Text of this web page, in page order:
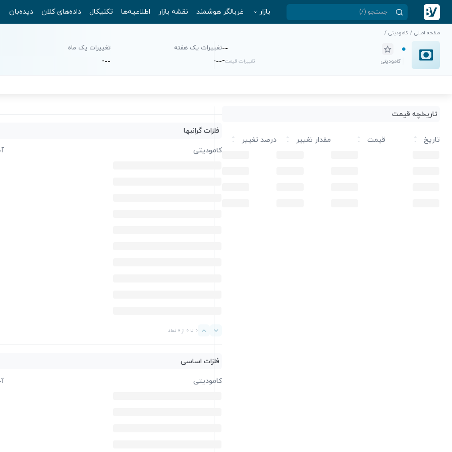
بازار غربالگر هوشمند نقشه بازار اطلاعیه‌ها تکنیکال داده‌های کلان دیده‌بان
صفحه اصلی / کامودیتی /
-
-
کامودیتی تغییرات قیمت-
تغییرات یک هفته
-
-
-
تغییرات یک ماه
-
-
-
تاریخچه قیمت
تاریخ قیمت مقدار تغییر درصد تغییر
فلزات گرانبها
کامودیتی
0 تا 0 از 0 نماد
فلزات اساسی
کامودیتی